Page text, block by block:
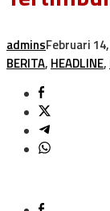
adminsFebruari
BERITA, HEADLINE,